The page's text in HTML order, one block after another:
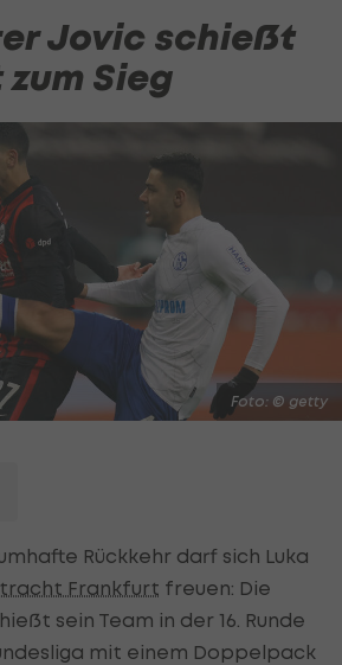
Jovic schießt
Sieg
Foto: © getty
Rückkehr darf sich Luka
Frankfurt freuen: Die
sein Team in der 16. Runde
mit einem Doppelpack